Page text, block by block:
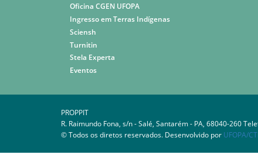
Oficina CGEN UFOPA
Ingresso em Terras Indígenas
Sciensh
Turnitin
Stela Experta
Eventos
PROPPIT
R. Raimundo Fona, s/n - Salé, Santarém - PA, 68040-260
© Todos os diretos reservados. Desenvolvido por UFOPA/